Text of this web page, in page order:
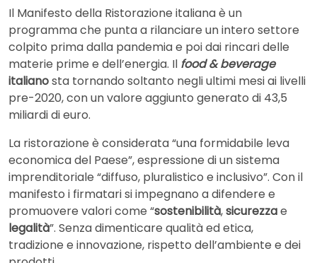
Il Manifesto della Ristorazione italiana è un
programma che punta a rilanciare un intero settore
colpito prima dalla pandemia e poi dai rincari delle
materie prime e dell’energia. Il food & beverage
italianosta tornando soltanto negli ultimi mesi ai livelli
pre-2020, con un valore aggiunto generato di 43,5
miliardi di euro.
La ristorazione è considerata “una formidabile leva
economica del Paese”, espressione di un sistema
imprenditoriale “diffuso, pluralistico e inclusivo”. Con il
manifesto i firmatari si impegnano a difendere e
promuovere valori come “sostenibilità,sicurezzae
legalità”. Senza dimenticare qualità ed etica,
tradizione e innovazione, rispetto dell’ambiente e dei